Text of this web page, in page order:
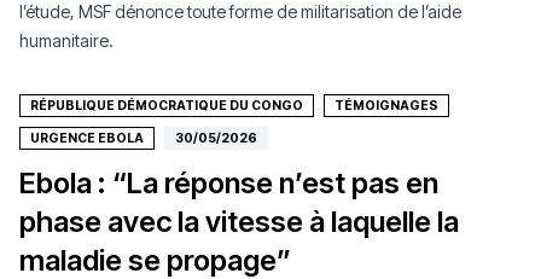
l’étude, MSF dénonce toute forme de militarisation de l’aide
humanitaire.
RÉPUBLIQUE DÉMOCRATIQUE DU CONGO TÉMOIGNAGES
URGENCE EBOLA 30/05/2026
Ebola : “La réponse n’est pas en
phase avec la vitesse à laquelle la
maladie se propage”